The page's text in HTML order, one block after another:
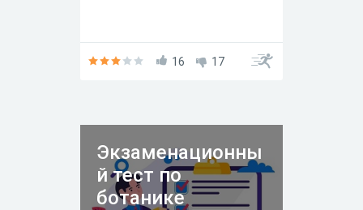
16 17
Экзаменационны
й тест по
ботанике